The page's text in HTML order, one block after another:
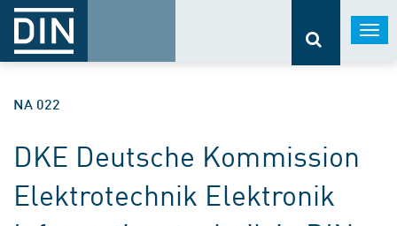
NA 022
DKE Deutsche Kommission
Elektrotechnik Elektronik